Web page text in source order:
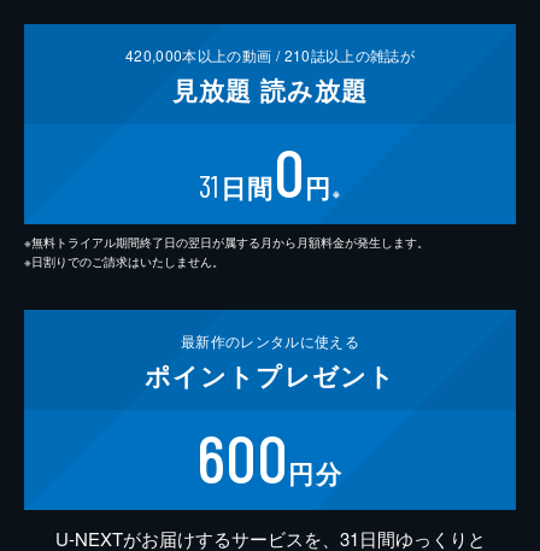
420,000本以上の動画 /210誌以上の雑誌が
見放題 読み放題
31 日間0円 ※
※無料トライアル期間終了日の翌日が属する月から月額料金が発生します。
※日割りでのご請求はいたしません。
最新作のレンタルに使える
ポイント プレゼント
600円分
U-NEXTがお届けするサービスを、31日間ゆっくりと